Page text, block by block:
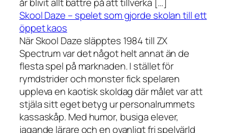
år blivit allt bättre på att tillverka […]
Skool Daze – spelet som gjorde skolan till ett
öppet kaos
När Skool Daze släpptes 1984 till ZX
Spectrum var det något helt annat än de
flesta spel på marknaden. I stället för
rymdstrider och monster fick spelaren
uppleva en kaotisk skoldag där målet var att
stjäla sitt eget betyg ur personalrummets
kassaskåp. Med humor, busiga elever,
jagande lärare och en ovanligt fri spelvärld